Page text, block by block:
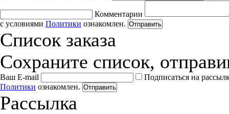
Комментарии
с условиями Политики ознакомлен. Отправить
Список заказа
Сохраните список,
Ваш E-mail
Подписаться на
Политики ознакомлен. Отправить
Рассылка